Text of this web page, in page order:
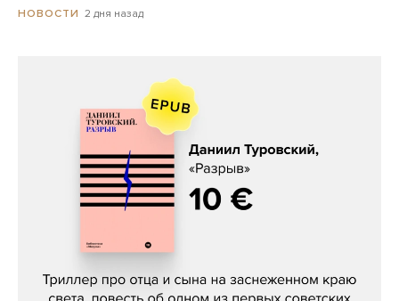
НОВОСТИ 2 дня назад
Даниил Туровский, «Разрыв»